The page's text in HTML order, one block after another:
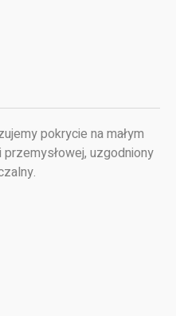
pokrycie na małym
uzgodniony